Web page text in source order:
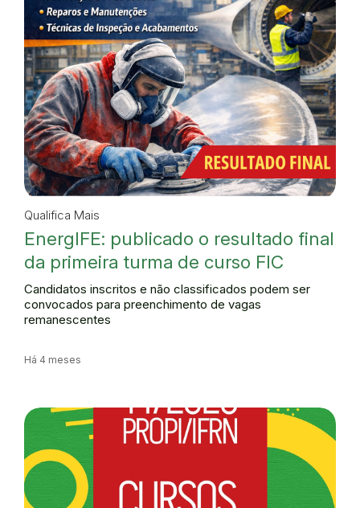
Qualifica Mais
EnergIFE: publicado o resultado final
da primeira turma de curso FIC
Candidatos inscritos e não classificados podem ser
convocados para preenchimento de vagas
remanescentes
Há 4 meses